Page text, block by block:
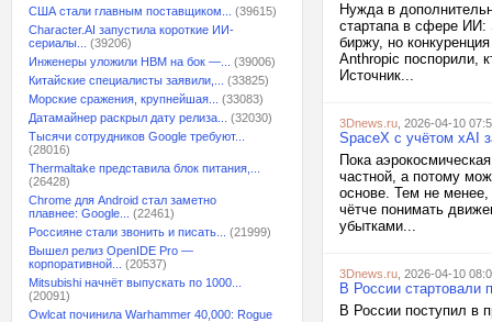
США стали главным поставщиком...
(39615)
Character.AI запустила короткие ИИ-
сериалы...
(39206)
Инженеры уложили HBM на бок —...
(39006)
Китайские специалисты заявили,...
(33825)
Морские сражения, крупнейшая...
(33083)
Датамайнер раскрыл дату релиза...
(32030)
Тысячи сотрудников Google требуют...
(28016)
Thermaltake представила блок питания,...
(26428)
Chrome для Android стал заметно
плавнее: Google...
(22461)
Россияне стали звонить и писать...
(21999)
Вышел релиз OpenIDE Pro —
корпоративной...
(20537)
Mitsubishi начнёт выпускать по 1000...
(20091)
Owlcat починила Warhammer 40,000: Rogue
Нужда в
стартапа в сфере ИИ:
биржу, но
Anthropic поспорили,
Источник...
3Dnews.ru , 2026-04-10
SpaceX с учётом xAI
Пока
частной, а потому
основе. Тем не менее,
чётче понимать
убытками...
3Dnews.ru , 2026-04-10
В России стартовали
В России поступил в